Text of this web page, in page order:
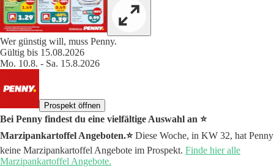
Wer günstig will, muss Penny.
Gültig bis 15.08.2026
Mo. 10.8. - Sa. 15.8.2026
Prospekt öffnen
Bei Penny findest du eine vielfältige Auswahl an ⭐️
Marzipankartoffel Angeboten.⭐️Diese Woche, in KW 32, hat Penny
keine Marzipankartoffel Angebote im Prospekt. Finde hier alle
Marzipankartoffel Angebote.